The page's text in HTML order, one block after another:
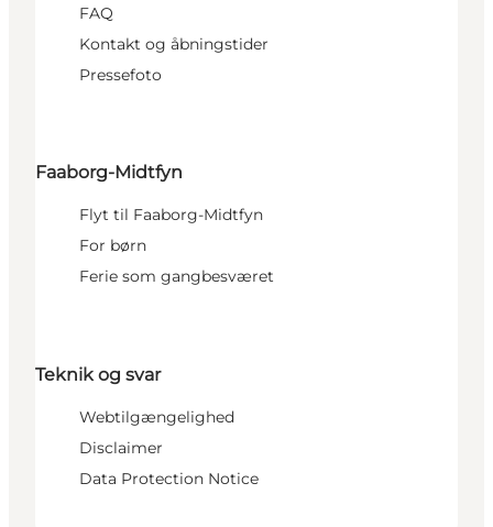
FAQ
Kontakt og åbningstider
Pressefoto
Faaborg-Midtfyn
Flyt til Faaborg-Midtfyn
For børn
Ferie som gangbesværet
Teknik og svar
Webtilgængelighed
Disclaimer
Data Protection Notice